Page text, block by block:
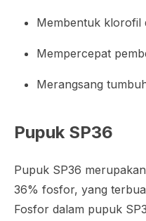
Membentuk klorofil
Mempercepat
Merangsang
Pupuk SP36
Pupuk SP36
36% fosfor, yang
Fosfor dalam pupuk